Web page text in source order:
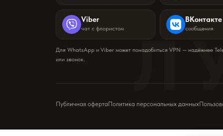
Viber
чат с флористом
ВКонтакте
сообщения
Для WhatsApp и Viber может понадобиться VPN — надёжнее
или звонок.
Публичная офертаПолитика персональных данных